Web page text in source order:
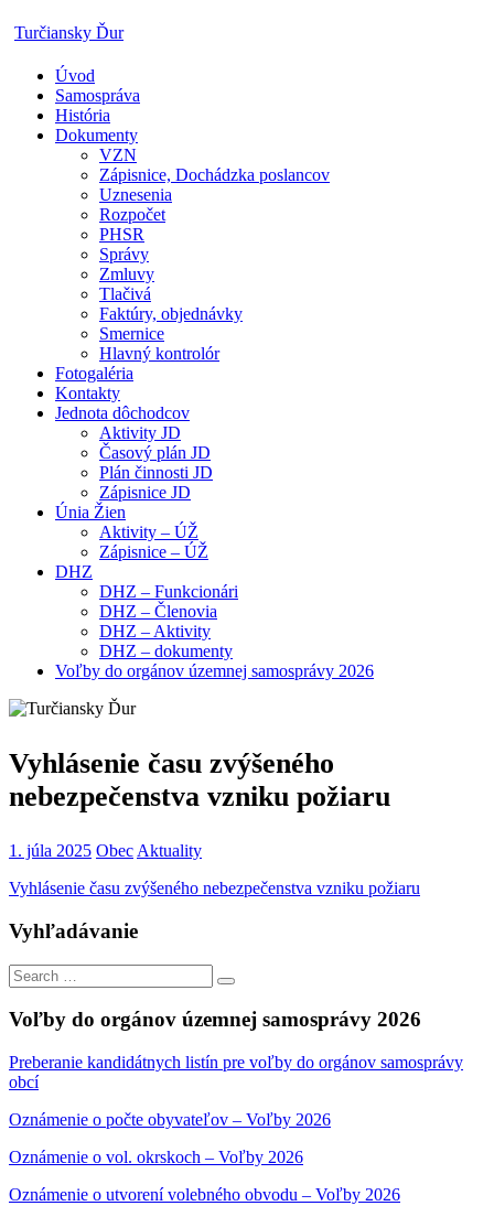
Skip
to
content
Turčiansky Ďur
Oficiálne
stránky
obce
Turčiansky
Úvod
Samospráva
História
Dokumenty
VZN
Zápisnice, Dochádzka poslancov
Uznesenia
Rozpočet
PHSR
Správy
Zmluvy
Tlačivá
Faktúry, objednávky
Smernice
Hlavný kontrolór
Fotogaléria
Kontakty
Jednota dôchodcov
Aktivity JD
Časový plán JD
Plán činnosti JD
Zápisnice JD
Únia Žien
Aktivity – ÚŽ
Zápisnice – ÚŽ
DHZ
DHZ – Funkcionári
DHZ – Členovia
DHZ – Aktivity
DHZ – dokumenty
Voľby do orgánov územnej samosprávy 2026
Vyhlásenie času zvýšeného
nebezpečenstva vzniku požiaru
1. júla 2025 Obec Aktuality
Vyhlásenie času zvýšeného nebezpečenstva vzniku požiaru
Vyhľadávanie
Search
for:
Search
Voľby do orgánov územnej samosprávy 2026
Preberanie kandidátnych listín pre voľby do orgánov samosprávy
obcí
Oznámenie o počte obyvateľov – Voľby 2026
Oznámenie o vol. okrskoch – Voľby 2026
Oznámenie o utvorení volebného obvodu – Voľby 2026